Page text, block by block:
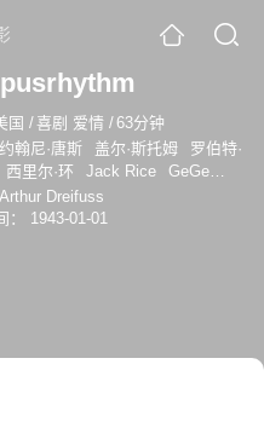
国 /喜剧 爱情 /63分钟
约翰尼·唐斯 盖尔·斯托姆
罗伯特·
西里尔·环 Jack Rice
GeGe
惠勒·奥克曼
Herbert Heyes
Arthur Dreifuss
：
1943-01-01